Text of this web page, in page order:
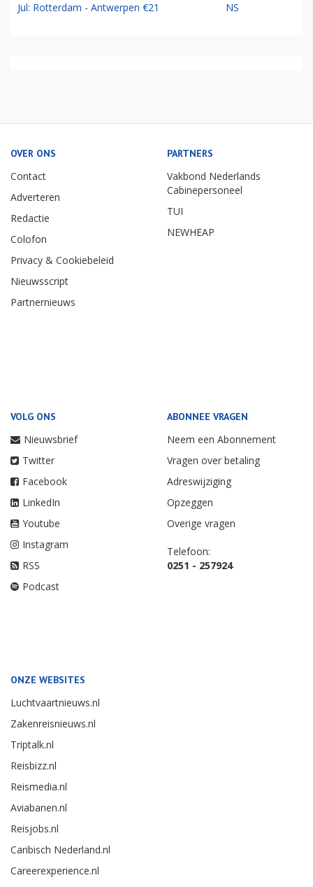
Jul: Rotterdam - Antwerpen €21 NS
OVER ONS
Contact
Adverteren
Redactie
Colofon
Privacy & Cookiebeleid
Nieuwsscript
Partnernieuws
PARTNERS
Vakbond Nederlands
Cabinepersoneel
TUI
NEWHEAP
VOLG ONS
Nieuwsbrief
Twitter
Facebook
LinkedIn
Youtube
Instagram
RSS
Podcast
ABONNEE VRAGEN
Neem een Abonnement
Vragen over betaling
Adreswijziging
Opzeggen
Overige vragen
Telefoon:
0251 - 257924
ONZE WEBSITES
Luchtvaartnieuws.nl
Zakenreisnieuws.nl
Triptalk.nl
Reisbizz.nl
Reismedia.nl
Aviabanen.nl
Reisjobs.nl
Caribisch Nederland.nl
Careerexperience.nl